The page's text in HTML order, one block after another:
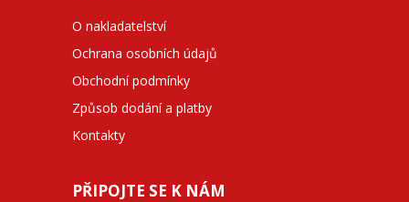
O nakladatelství
Ochrana osobních údajů
Obchodní podmínky
Způsob dodání a platby
Kontakty
PŘIPOJTE SE K NÁM